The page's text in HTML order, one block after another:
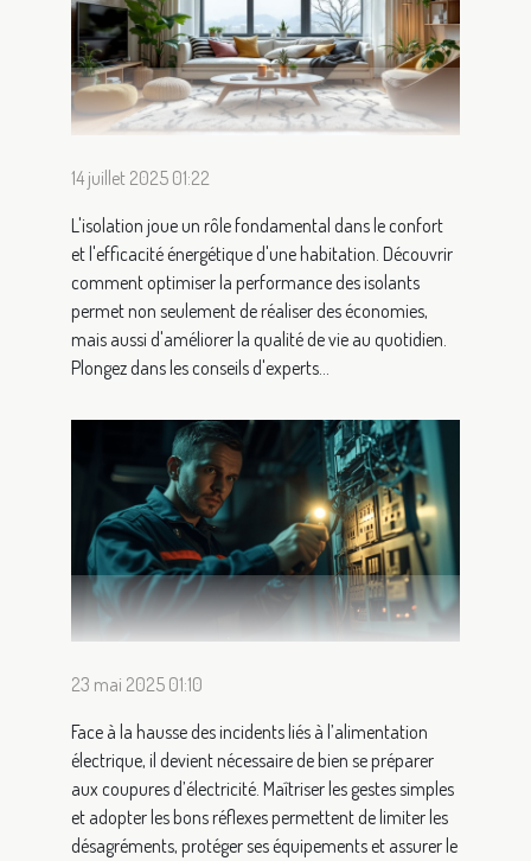
14 juillet 2025 01:22
L'isolation joue un rôle fondamental dans le confort
et l'efficacité énergétique d'une habitation. Découvrir
comment optimiser la performance des isolants
permet non seulement de réaliser des économies,
mais aussi d'améliorer la qualité de vie au quotidien.
Plongez dans les conseils d'experts...
23 mai 2025 01:10
Face à la hausse des incidents liés à l’alimentation
électrique, il devient nécessaire de bien se préparer
aux coupures d’électricité. Maîtriser les gestes simples
et adopter les bons réflexes permettent de limiter les
désagréments, protéger ses équipements et assurer le